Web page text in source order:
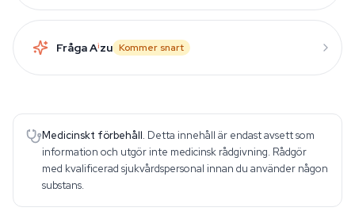
Fråga Aizu Kommer snart
Medicinskt förbehåll. Detta innehåll är endast avsett som
information och utgör inte medicinsk rådgivning. Rådgör
med kvalificerad sjukvårdspersonal innan du använder någon
substans.